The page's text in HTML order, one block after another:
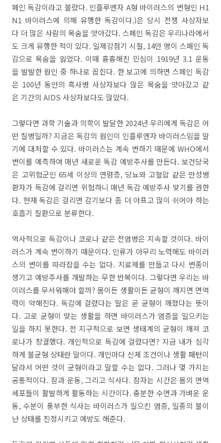
페인 독감이라고 불렀다. 인플루엔자 A형 바이러스의 변형인 H1
N1 바이러스에 의해 유행한 독감이다.)은 당시 전쟁 사상자보
다 더 많은 사람의 목숨을 앗아갔다. 스페인 독감은 우리나라에서
도 크게 유행한 적이 있다. 일제강점기 시절, 14만 명이 스페인 독
감으로 목숨을 잃었다. 이때 흉흉해진 민심이 1919년 3.1 운동
을 발발한 원인 중 하나로 꼽힌다. 한 보고에 의하면 스페인 독감
은 100년 동안의 흑사병 사상자보다 많은 목숨을 앗아갔고 같
은 기간의 AIDS 사상자보다도 많았다.
그렇다면 과학 기술과 의학이 발달한 2024년 우리에게 독감은 어
떤 질병일까? 지금은 독감의 원인이 인플루엔자 바이러스임을 알
기에 대처할 수 있다. 바이러스는 계속 변하기 때문에 WHO에서
변이를 예측하여 매년 새로운 독감 예방주사를 만든다. 보건당국
은 고위험군인 65세 이상의 연령층, 당뇨와 고혈압 같은 만성병
환자가 독감에 걸리면 위험하니 매년 독감 예방주사 맞기를 권한
다. 현재 독감은 걸리면 감기보다 좀 더 아프고 많이 쉬어야 하는
호흡기 질환으로 분류한다.
역사적으로 독감이나 코로나 같은 전염병은 지속할 것이다. 바이
러스가 계속 변이하기 때문이다. 인류가 아무리 노력해도 바이러
스의 변이를 따라잡을 수는 없다. 치료제를 만들고 다시 변종이
생기고 예방주사를 개발하는 무한 반복이다. 그렇다면 우리는 바
이러스를 무서워해야 할까? 몸이든 생활이든 균형이 깨지면 면역
력이 약해진다. 독감에 걸렸다는 말은 곧 균형이 깨졌다는 뜻이
다. 고로 균형이 맞는 생활을 하면 바이러스가 염증을 일으키는
일을 하지 못한다. 전 지구적으로 보면 생태계의 균형이 깨져 코
로나가 창궐했다. 개인적으로 독감에 걸렸다면? 지금 내가 심각
하게 불균형 상태란 말이다. 개인마다 신체 조건이나 생활 패턴이
달라서 어떤 것이 균형이라고 말할 수는 없다. 그러나 몇 가지는
공통적이다. 잠과 운동, 그리고 식사다. 잠자는 시간은 몸의 면역
세포들이 활발하게 활동하는 시간이다. 충분한 수면과 가벼운 운
동, 수분이 풍부한 식사는 바이러스가 일으킨 염증, 일종의 불이
난 상태를 진정시키고 예방도 해준다.